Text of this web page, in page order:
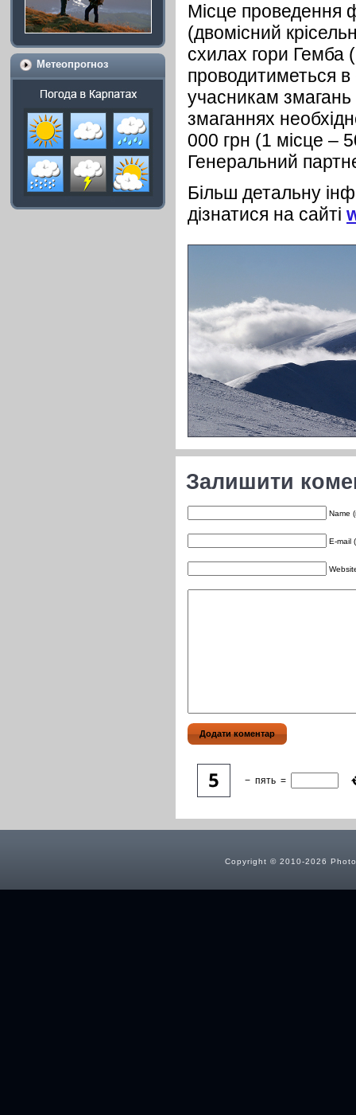
Метеопрогноз
Місце проведення
(двомісний
схилах гори Гемба
проводитиметься
учасникам
змаганнях
000 грн (1 місце –
Генеральний
Більш детальну
дізнатися на сайті
Залишити
Name
E-mail
− пять =
Copyright © 2010-2026